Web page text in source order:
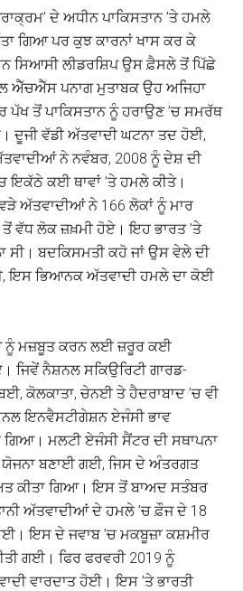
ਦੇ ਅਧੀਨ ਪਾਕਿਸਤਾਨ ’ਤੇ ਹਮਲੇ
ਗਿਆ ਪਰ ਕੁਝ ਕਾਰਨਾਂ ਖਾਸ ਕਰ ਕੇ
ਸਿਆਸੀ ਲੀਡਰਸ਼ਿਪ ਉਸ ਫ਼ੈਸਲੇ ਤੋਂ ਪਿੱਛੇ
ਐੱਚਐੱਸ ਪਨਾਗ ਮੁਤਾਬਕ ਉਹ ਅਜਿਹਾ
ਪੱਖ ਤੋਂ ਪਾਕਿਸਤਾਨ ਨੂੰ ਹਰਾਉਣ ’ਚ ਸਮਰੱਥ
ਦੂਜੀ ਵੱਡੀ ਅੱਤਵਾਦੀ ਘਟਨਾ ਤਦ ਹੋਈ,
ਨੇ ਨਵੰਬਰ, 2008 ਨੂੰ ਦੇਸ਼ ਦੀ
ਇਕੱਠੇ ਕਈ ਥਾਵਾਂ ’ਤੇ ਹਮਲੇ ਕੀਤੇ।
ਅੱਤਵਾਦੀਆਂ ਨੇ 166 ਲੋਕਾਂ ਨੂੰ ਮਾਰ
ਵੱਧ ਲੋਕ ਜ਼ਖ਼ਮੀ ਹੋਏ। ਇਹ ਭਾਰਤ ’ਤੇ
ਸੀ। ਬਦਕਿਸਮਤੀ ਕਹੋ ਜਾਂ ਉਸ ਵੇਲੇ ਦੀ
ਇਸ ਭਿਆਨਕ ਅੱਤਵਾਦੀ ਹਮਲੇ ਦਾ ਕੋਈ
ਨੂੰ ਮਜ਼ਬੂਤ ਕਰਨ ਲਈ ਜ਼ਰੂਰ ਕਈ
ਨੈਸ਼ਨਲ ਸਕਿਉਰਿਟੀ ਗਾਰਡ-
ਕੋਲਕਾਤਾ, ਚੇਨਈ ਤੇ ਹੈਦਰਾਬਾਦ ’ਚ ਵੀ
ਇਨਵੈਸਟੀਗੇਸ਼ਨ ਏਜੰਸੀ ਭਾਵ
ਮਲਟੀ ਏਜੰਸੀ ਸੈਂਟਰ ਦੀ ਸਥਾਪਨਾ
ਬਣਾਈ ਗਈ, ਜਿਸ ਦੇ ਅੰਤਰਗਤ
ਕੀਤਾ ਗਿਆ। ਇਸ ਤੋਂ ਬਾਅਦ ਸਤੰਬਰ
ਅੱਤਵਾਦੀਆਂ ਦੇ ਹਮਲੇ ’ਚ ਫ਼ੌਜ ਦੇ 18
ਇਸ ਦੇ ਜਵਾਬ ’ਚ ਮਕਬੂਜ਼ਾ ਕਸ਼ਮੀਰ
ਗਈ। ਫਿਰ ਫਰਵਰੀ 2019 ਨੂੰ
ਵਾਰਦਾਤ ਹੋਈ। ਇਸ ’ਤੇ ਭਾਰਤੀ